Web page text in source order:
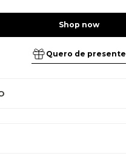
Quero de presente